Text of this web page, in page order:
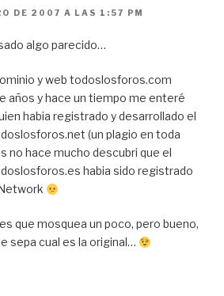
DE 2007 A LAS 1:57 PM
algo parecido…
y web todoslosforos.com
años y hace un tiempo me enteré
habia registrado y desarrollado el
(un plagio en toda
no hace mucho descubri que el
habia sido registrado
que mosquea un poco, pero bueno,
sepa cual es la original…